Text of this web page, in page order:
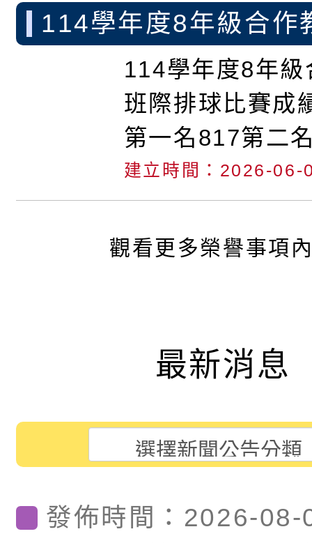
名904、912114
級合作教育盃班
成績1150526男
906第二名913
914女生組第一
名908第三名
114學年度8年級合作
際排球比賽成績
114學年度8年
班際排球比賽成
第一名817第二
名802809
建立時間：2026-06-
觀看更多榮譽事項
最新消息
發佈時間：2026-